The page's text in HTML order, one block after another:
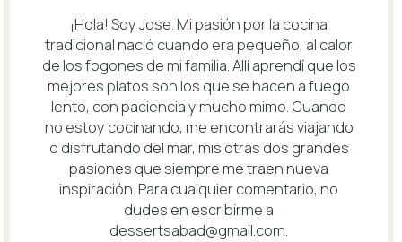
¡Hola! Soy Jose. Mi pasión por la cocina
tradicional nació cuando era pequeño, al calor
de los fogones de mi familia. Allí aprendí que los
mejores platos son los que se hacen a fuego
lento, con paciencia y mucho mimo. Cuando
no estoy cocinando, me encontrarás viajando
o disfrutando del mar, mis otras dos grandes
pasiones que siempre me traen nueva
inspiración. Para cualquier comentario, no
dudes en escribirme a
dessertsabad@gmail.com.